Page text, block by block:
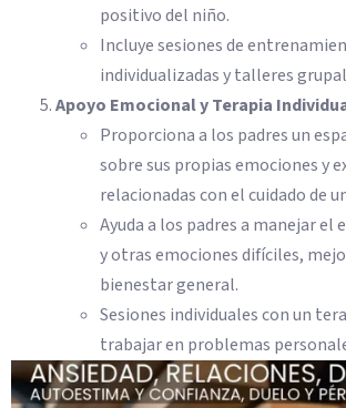
positivo del niño.
Incluye sesiones de
individualizadas y talleres
Apoyo Emocional y Terapia
Proporciona a los padres un
sobre sus propias emociones y
relacionadas con el cuidado de
Ayuda a los padres a manejar el
y otras emociones difíciles,
bienestar general.
Sesiones individuales con un
trabajar en problemas